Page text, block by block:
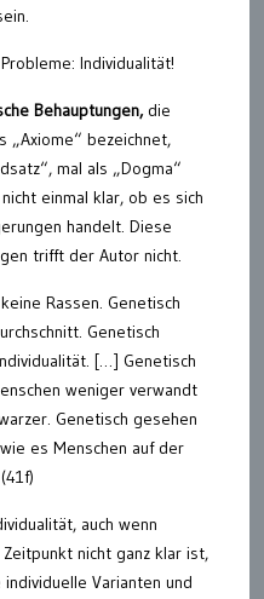
Individualität!
Behauptungen,die
„Axiome“ bezeichnet,
mal als „Dogma“
einmal klar, ob es sich
handelt. Diese
trifft der Autor nicht.
Rassen. Genetisch
Genetisch
[…] Genetisch
weniger verwandt
Genetisch gesehen
es Menschen auf der
auch wenn
nicht ganz klar ist,
Varianten und